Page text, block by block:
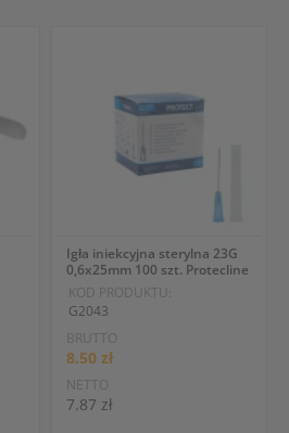
Igła iniekcyjna sterylna 23G
0,6x25mm 100 szt. Protecline
KOD PRODUKTU:
G2043
BRUTTO
8.50 zł
NETTO
7.87 zł